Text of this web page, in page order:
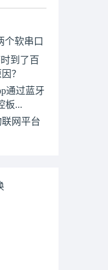
个软串口
到了百
？
通过蓝牙
...
联网平台